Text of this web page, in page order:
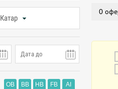
Катар
OB BB HB FB AI
0